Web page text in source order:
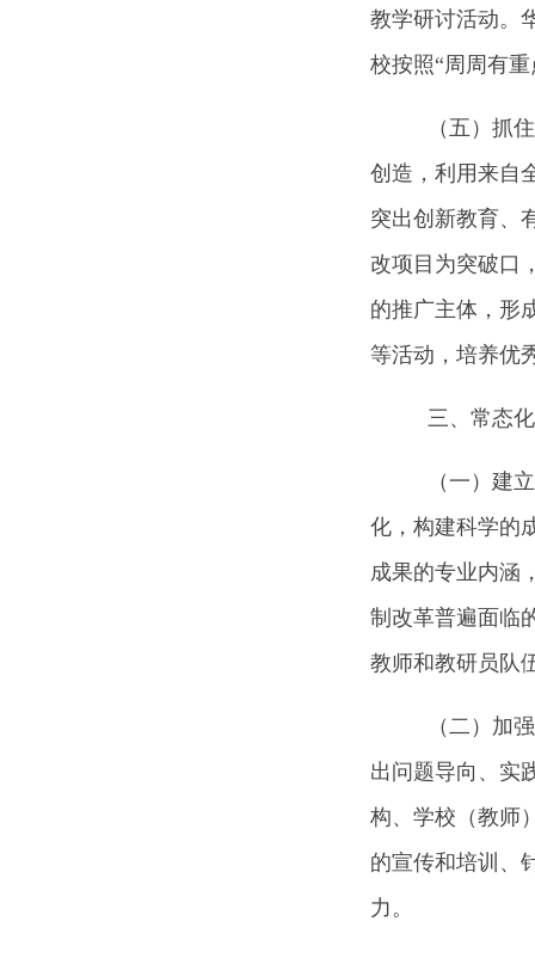
教学研讨活动。
校按照“周周有
（五）抓住
创造，利用来自
突出创新教育、
改项目为突破口
的推广主体，形
等活动，培养优
三、常态化
（一）建立
化，构建科学的
成果的专业内涵
制改革普遍面临
教师和教研员队
（二）加强
出问题导向、实
构、学校（教师
的宣传和培训、
力。